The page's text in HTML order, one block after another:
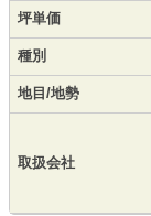
坪単価
種別
地目/地勢
取扱会社